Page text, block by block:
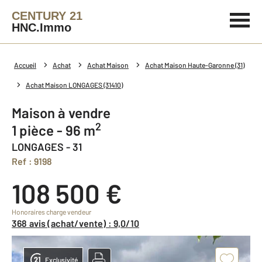
CENTURY 21
HNC.Immo
Accueil Achat Achat Maison Achat Maison Haute-Garonne (31)
Achat Maison LONGAGES (31410)
Maison à vendre
1 pièce - 96 m2
LONGAGES - 31
Ref : 9198
108 500 €
Honoraires charge vendeur
368 avis (achat/vente) : 9,0/10
Exclusivité